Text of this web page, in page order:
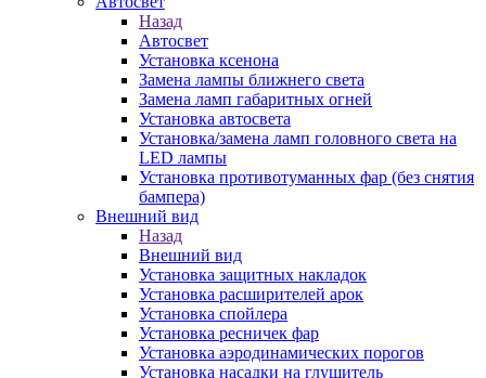
Назад
Автосвет
Установка ксенона
Замена лампы ближнего света
Замена ламп габаритных огней
Установка автосвета
Установка/замена ламп головного света на
LED лампы
Установка противотуманных фар (без снятия
бампера)
Внешний вид
Назад
Внешний вид
Установка защитных накладок
Установка расширителей арок
Установка спойлера
Установка ресничек фар
Установка аэродинамических порогов
Установка насадки на глушитель